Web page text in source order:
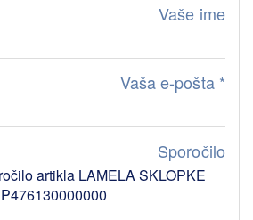
Vaše ime
Vaša e-pošta *
Sporočilo